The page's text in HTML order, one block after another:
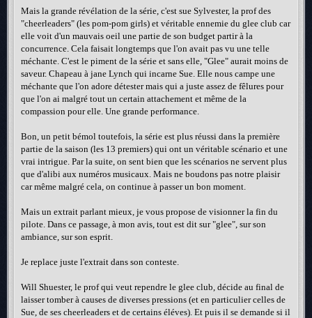
Mais la grande révélation de la série, c'est sue Sylvester, la prof des
"cheerleaders" (les pom-pom girls) et véritable ennemie du glee club car
elle voit d'un mauvais oeil une partie de son budget partir à la
concurrence. Cela faisait longtemps que l'on avait pas vu une telle
méchante. C'est le piment de la série et sans elle, "Glee" aurait moins de
saveur. Chapeau à jane Lynch qui incarne Sue. Elle nous campe une
méchante que l'on adore détester mais qui a juste assez de fêlures pour
que l'on ai malgré tout un certain attachement et même de la
compassion pour elle. Une grande performance.
Bon, un petit bémol toutefois, la série est plus réussi dans la première
partie de la saison (les 13 premiers) qui ont un véritable scénario et une
vrai intrigue. Par la suite, on sent bien que les scénarios ne servent plus
que d'alibi aux numéros musicaux. Mais ne boudons pas notre plaisir
car même malgré cela, on continue à passer un bon moment.
Mais un extrait parlant mieux, je vous propose de visionner la fin du
pilote. Dans ce passage, à mon avis, tout est dit sur "glee", sur son
ambiance, sur son esprit.
Je replace juste l'extrait dans son conteste.
Will Shuester, le prof qui veut rependre le glee club, décide au final de
laisser tomber à causes de diverses pressions (et en particulier celles de
Sue, de ses cheerleaders et de certains éléves). Et puis il se demande si il